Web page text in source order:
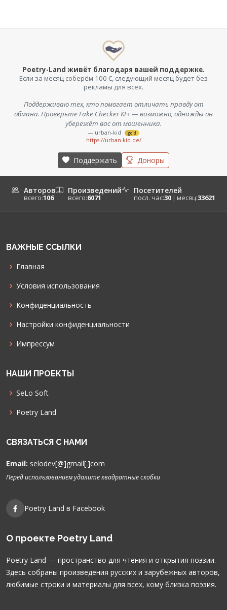
Poetry-Land живёт благодаря вашей поддержке.
Если за месяц соберём 100 €, следующий месяц будет без
рекламы для всех.
Поддерживаю тех, кто помогает отличать правду от
обмана. Проверьте Fake Checker KI+ — возможно, однажды он
убережёт вас от мошенника.
— urban-kid gold
https://urban-kid.de/
Поддержать Доноры
Авторов
всего:106
Произведений
всего:6071
Посетителей
посл. час:30 | месяц:33621
ВАЖНЫЕ ССЫЛКИ
Главная
Условия использования
Конфиденциальность
Настройки конфиденциальности
Импрессум
НАШИ ПРОЕКТЫ
SeLo Soft
Poetry Land
СВЯЗАТЬСЯ С НАМИ
Email: selodev[@]gmail[.]com
Перед использованием удалите квадратные скобки
Poetry Land в Facebook
О проекте Poetry Land
Poetry Land — пространство для чтения и открытия поэзии.
Здесь собраны произведения русских и зарубежных авторов,
любимые строки и материалы для всех, кому близка поэзия.